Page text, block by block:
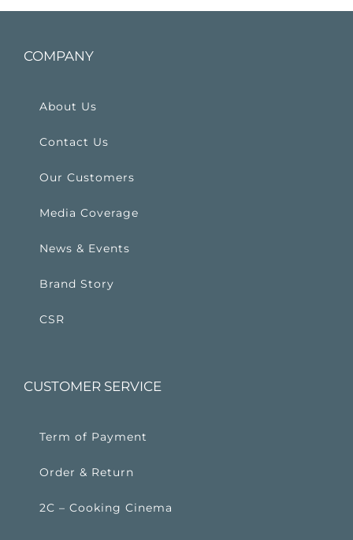
COMPANY
About Us
Contact Us
Our Customers
Media Coverage
News & Events
Brand Story
CSR
CUSTOMER SERVICE
Term of Payment
Order & Return
2C – Cooking Cinema